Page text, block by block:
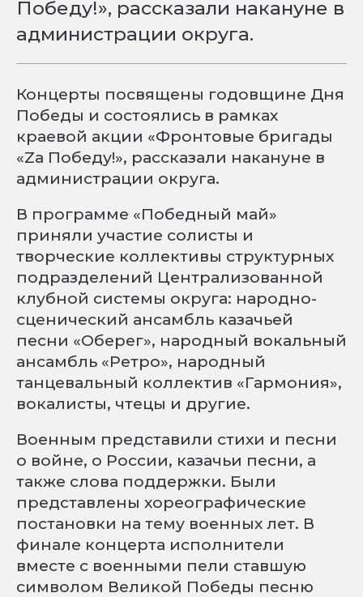
Победу!», рассказали накануне в
администрации округа.
Концерты посвящены годовщине Дня
Победы и состоялись в рамках
краевой акции «Фронтовые бригады
«Zа Победу!», рассказали накануне в
администрации округа.
В программе «Победный май»
приняли участие солисты и
творческие коллективы структурных
подразделений Централизованной
клубной системы округа: народно-
сценический ансамбль казачьей
песни «Оберег», народный вокальный
ансамбль «Ретро», народный
танцевальный коллектив «Гармония»,
вокалисты, чтецы и другие.
Военным представили стихи и песни
о войне, о России, казачьи песни, а
также слова поддержки. Были
представлены хореографические
постановки на тему военных лет. В
финале концерта исполнители
вместе с военными пели ставшую
символом Великой Победы песню